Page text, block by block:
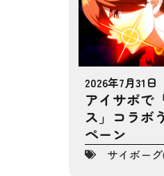
2026年7月31日
アイサポで
ス」コラボ
ペーン
サイボーグ